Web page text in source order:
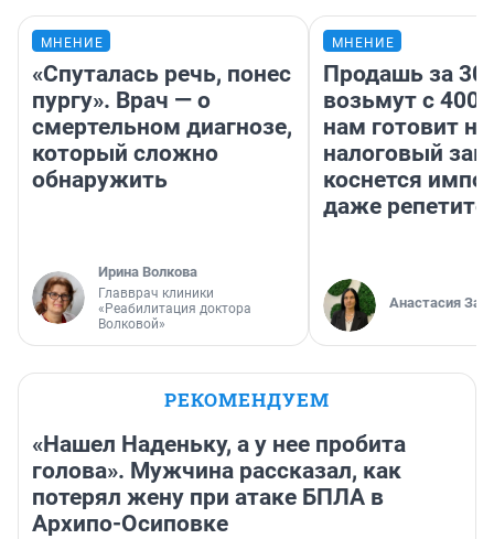
МНЕНИЕ
«Спуталась речь, понес
пургу». Врач — о
смертельном диагнозе,
который сложно
обнаружить
Ирина Волкова
Главврач клиники
«Реабилитация доктора
Волковой»
МНЕНИЕ
Продашь за
возьмут с
нам готовит
налоговый
коснется
даже
Анастасия
РЕКОМЕНДУЕМ
«Нашел Наденьку, а у нее пробита
голова». Мужчина рассказал, как
потерял жену при атаке БПЛА в
Архипо-Осиповке